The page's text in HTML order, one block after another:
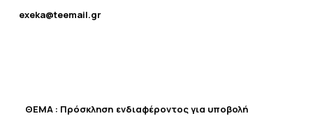
exeka@teemail.gr
ΘΕΜΑ : Πρόσκληση ενδιαφέροντοςγια υποβολή